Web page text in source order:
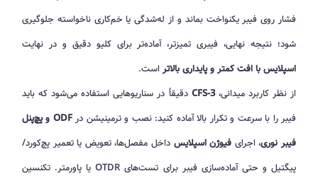
فشار روی فیبر یکنواخت بماند و از له‌شدگی یا خم‌کاری ناخواسته جلوگیری
شود؛ نتیجه نهایی، فیبری تمیزتر، آماده‌تر برای کلیو دقیق و در نهایت
اسپلایس با افت کمتر و پایداری بالاتراست.
از نظر کاربرد میدانی،CFS-3 دقیقاً در سناریوهایی استفاده می‌شود که باید
فیبر را با سرعت و تکرار بالا آماده کنید: نصب و ترمینیشن در
ODF و پچ‌پنل
فیبر نوری، اجرای فیوژن اسپلایس داخل مفصل‌ها، تعویض یا تعمیر پچ‌کورد/
پیگتیل و حتی آماده‌سازی فیبر برای تست‌های OTDR یا پاورمتر. تکنسین